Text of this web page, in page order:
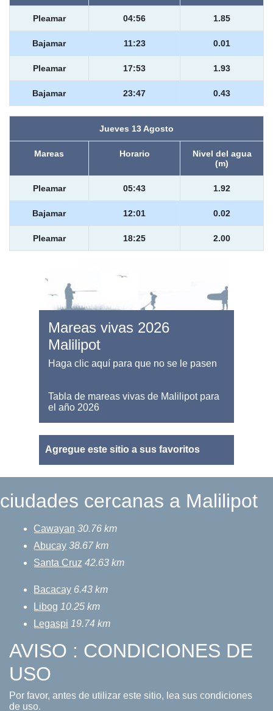
Pleamar 04:56 1.85
Bajamar 11:23 0.01
Pleamar 17:53 1.93
Bajamar 23:47 0.43
Jueves 13 Agosto
Mareas Horario
Nivel del agua
(m)
Pleamar 05:43 1.92
Bajamar 12:01 0.02
Pleamar 18:25 2.00
Mareas vivas 2026
Malilipot
Haga clic aquí para que no se le pasen
Tabla de mareas vivas de Malilipot para
el año 2026
Agregue este sitio a sus favoritos
ciudades cercanas a Malilipot
Cawayan 30.76 km
Abucay 38.67 km
Santa Cruz 42.63 km
Bacacay 6.43 km
Libog 10.25 km
Legaspi 19.74 km
AVISO : CONDICIONES DE
USO
Por favor, antes de utilizar este sitio, lea sus condiciones
de uso.